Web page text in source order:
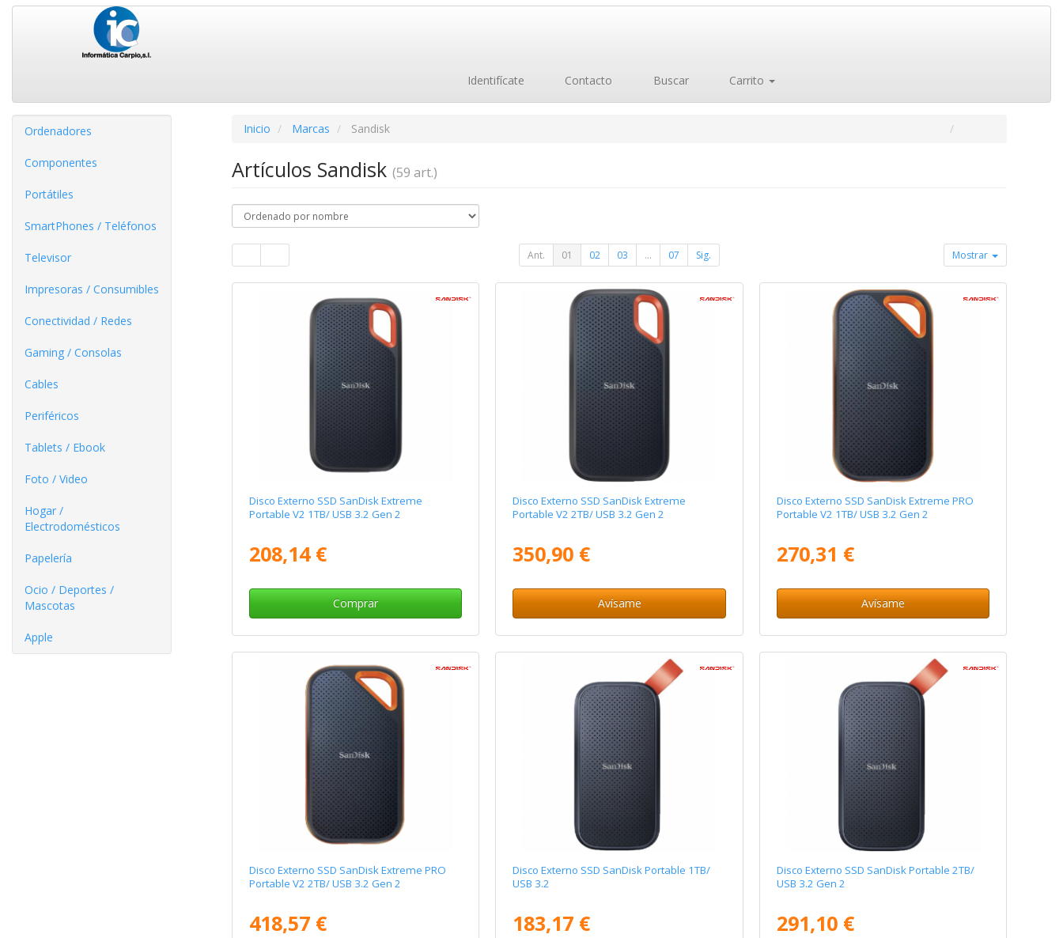
Identifícate Contacto Buscar Carrito
Ordenadores
Componentes
Portátiles
SmartPhones / Teléfonos
Televisor
Impresoras / Consumibles
Conectividad / Redes
Gaming / Consolas
Cables
Periféricos
Tablets / Ebook
Foto / Video
Hogar /
Electrodomésticos
Papelería
Ocio / Deportes /
Mascotas
Apple
Inicio Marcas Sandisk
Artículos Sandisk (59 art.)
Ant. 01 02 03 ... 07 Sig. Mostrar
Disco Externo SSD SanDisk Extreme
Portable V2 1TB/ USB 3.2 Gen 2
208,14 €
Comprar
Disco Externo SSD SanDisk Extreme
Portable V2 2TB/ USB 3.2 Gen 2
350,90 €
Avísame
Disco Externo SSD SanDisk Extreme PRO
Portable V2 1TB/ USB 3.2 Gen 2
270,31 €
Avísame
Disco Externo SSD SanDisk Extreme PRO
Portable V2 2TB/ USB 3.2 Gen 2
418,57 €
Disco Externo SSD SanDisk Portable 1TB/
USB 3.2
183,17 €
Disco Externo SSD SanDisk Portable 2TB/
USB 3.2 Gen 2
291,10 €